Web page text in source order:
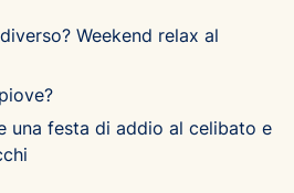
Weekend relax al
una festa di addio al celibato e